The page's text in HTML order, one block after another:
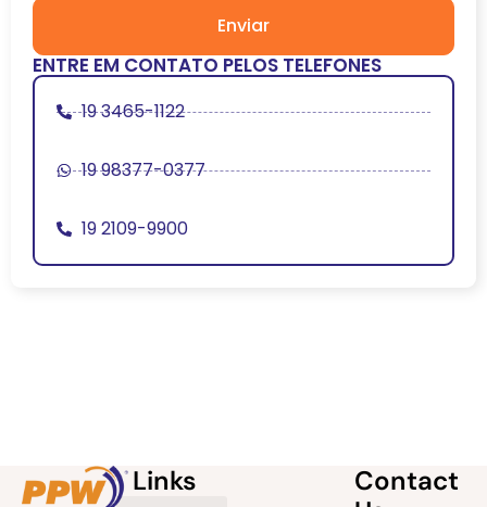
Enviar
ENTRE EM CONTATO PELOS TELEFONES
19 3465-1122
19 98377-0377
19 2109-9900
Links
Contact